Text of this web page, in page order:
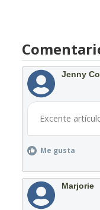
Jenny
Excente
Me gusta
Marjorie